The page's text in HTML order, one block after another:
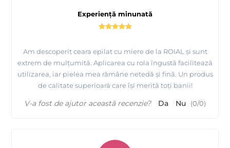
Experiență minunată
Am descoperit ceara epilat cu miere de la ROIAL și sunt
extrem de mulțumită. Aplicarea cu rola îngustă facilitează
utilizarea, iar pielea mea rămâne netedă și fină. Un produs
de calitate superioară care își merită toți banii!
V-a fost de ajutor această recenzie? Da Nu (0/0)